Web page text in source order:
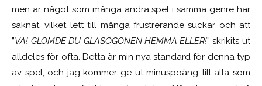
men är något som många andra spel i samma genre har
saknat, vilket lett till många frustrerande suckar och att
”VA! GLÖMDE DU GLASÖGONEN HEMMA ELLER!” skrikits ut
alldeles för ofta. Detta är min nya standard för denna typ
av spel, och jag kommer ge ut minuspoäng till alla som